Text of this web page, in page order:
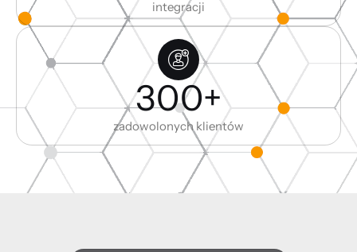
integracji
zadowolonych klientów
300+